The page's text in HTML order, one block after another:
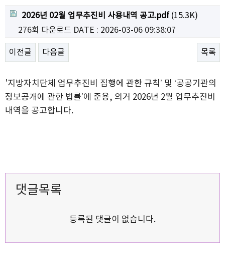
2026년 02월 업무추진비 사용내역 공고.pdf (15.3K)
276회 다운로드 DATE : 2026-03-06 09:38:07
이전글 다음글 목록
'지방자치단체 업무추진비 집행에 관한 규칙’ 및 ‘공공기관의
정보공개에 관한 법률’에 준용, 의거 2026년 2월 업무추진비
내역을 공고합니다.
댓글목록
등록된 댓글이 없습니다.